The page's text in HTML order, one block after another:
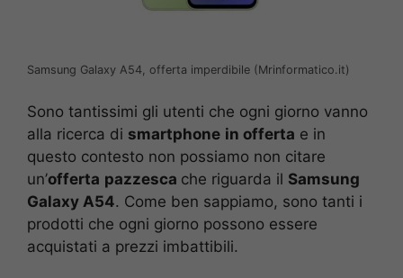
Samsung Galaxy A54, offerta imperdibile (Mrinformatico.it)
Sono tantissimi gli utenti che ogni giorno vanno
alla ricerca di smartphone in offerta e in
questo contesto non possiamo non citare
un’offerta pazzesca che riguarda il Samsung
Galaxy A54. Come ben sappiamo, sono tanti i
prodotti che ogni giorno possono essere
acquistati a prezzi imbattibili.